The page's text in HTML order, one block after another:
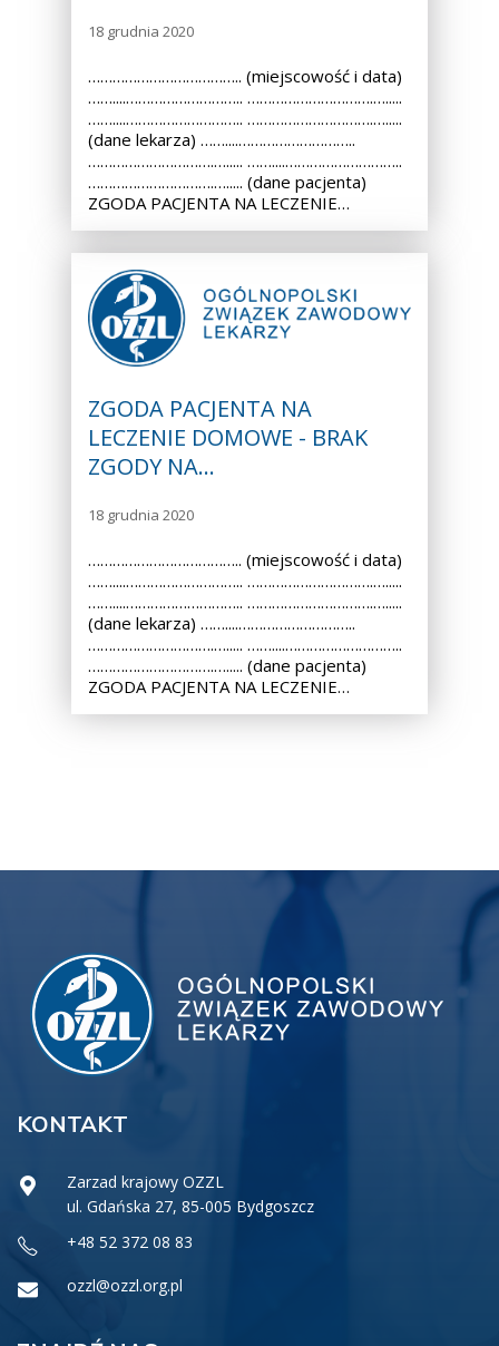
18 grudnia 2020
……………………………….. (miejscowość i data)
……....……………………….. ………………………….….....
……....……………………….. ………………………….….....
(dane lekarza) ……....………………………..
………………………….…..... ……....………………………..
………………………….…..... (dane pacjenta)
ZGODA PACJENTA NA LECZENIE…
ZGODA PACJENTA NA
LECZENIE DOMOWE - BRAK
ZGODY NA…
18 grudnia 2020
……………………………….. (miejscowość i data)
……....……………………….. ………………………….….....
……....……………………….. ………………………….….....
(dane lekarza) ……....………………………..
………………………….…..... ……....………………………..
………………………….…..... (dane pacjenta)
ZGODA PACJENTA NA LECZENIE…
KONTAKT
Zarzad krajowy OZZL
ul. Gdańska 27, 85-005 Bydgoszcz
+48 52 372 08 83
ozzl@ozzl.org.pl